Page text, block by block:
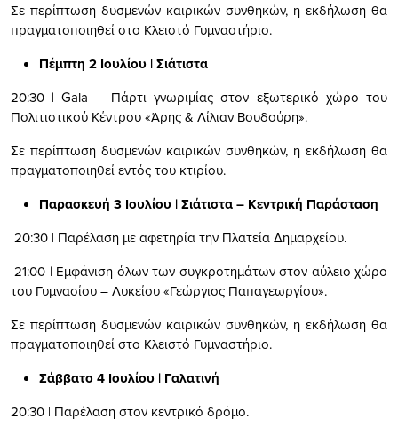
Σε περίπτωση δυσμενών καιρικών συνθηκών, η εκδήλωση θα
πραγματοποιηθεί στο Κλειστό Γυμναστήριο.
Πέμπτη 2 Ιουλίου | Σιάτιστα
20:30 | Gala – Πάρτι γνωριμίας στον εξωτερικό χώρο του
Πολιτιστικού Κέντρου «Άρης & Λίλιαν Βουδούρη».
Σε περίπτωση δυσμενών καιρικών συνθηκών, η εκδήλωση θα
πραγματοποιηθεί εντός του κτιρίου.
Παρασκευή 3 Ιουλίου | Σιάτιστα – Κεντρική Παράσταση
20:30 | Παρέλαση με αφετηρία την Πλατεία Δημαρχείου.
21:00 | Εμφάνιση όλων των συγκροτημάτων στον αύλειο χώρο
του Γυμνασίου – Λυκείου «Γεώργιος Παπαγεωργίου».
Σε περίπτωση δυσμενών καιρικών συνθηκών, η εκδήλωση θα
πραγματοποιηθεί στο Κλειστό Γυμναστήριο.
Σάββατο 4 Ιουλίου | Γαλατινή
20:30 | Παρέλαση στον κεντρικό δρόμο.